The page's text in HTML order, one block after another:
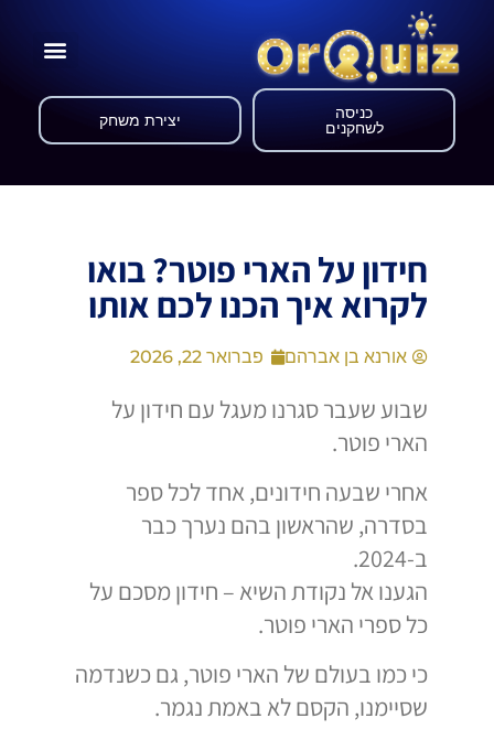
כניסה
לשחקנים יצירת משחק
חידון על הארי פוטר? בואו
לקרוא איך הכנו לכם אותו
אורנא בן אברהם פברואר 22, 2026
שבוע שעבר סגרנו מעגל עם חידון על
הארי פוטר.
אחרי שבעה חידונים, אחד לכל ספר
בסדרה, שהראשון בהם נערך כבר
ב-2024.
הגענו אל נקודת השיא – חידון מסכם על
כל ספרי הארי פוטר.
כי כמו בעולם של הארי פוטר, גם כשנדמה
שסיימנו, הקסם לא באמת נגמר.